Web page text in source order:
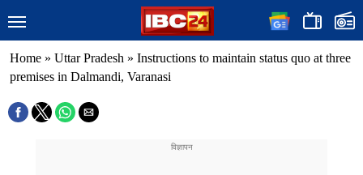
Home » Uttar Pradesh » Instructions to maintain status quo at three
premises in Dalmandi, Varanasi